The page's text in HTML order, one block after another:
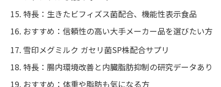
特長：生きたビフィズス菌配合、機能性表示食品
おすすめ：信頼性の高い大手メーカー品を選びたい方
雪印メグミルク ガセリ菌SP株配合サプリ
特長：腸内環境改善と内臓脂肪抑制の研究データあり
おすすめ：体重や脂肪も気になる方